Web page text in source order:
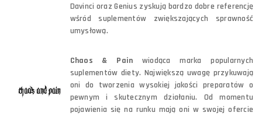
Davinci oraz Genius zyskują bardzo dobre referencję
wśród suplementów zwiększających sprawność
umysłową.
Chaos & Pain wiodąca marka popularnych
suplementów diety. Największą uwagę przykuwają
oni do tworzenia wysokiej jakości preparatów o
pewnym i skutecznym działaniu. Od momentu
pojawienia się na runku mają oni w swojej ofercie